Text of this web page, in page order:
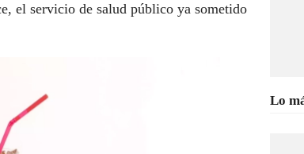
el servicio de salud público ya sometido
Lo